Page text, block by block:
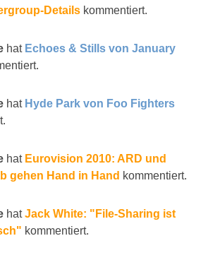
Details kommentiert.
hat Echoes & Stills von January
hat Hyde Park von Foo Fighters
hat Eurovision 2010: ARD und
gehen Hand in Hand kommentiert.
hatJack White: "File-Sharing ist
kommentiert.